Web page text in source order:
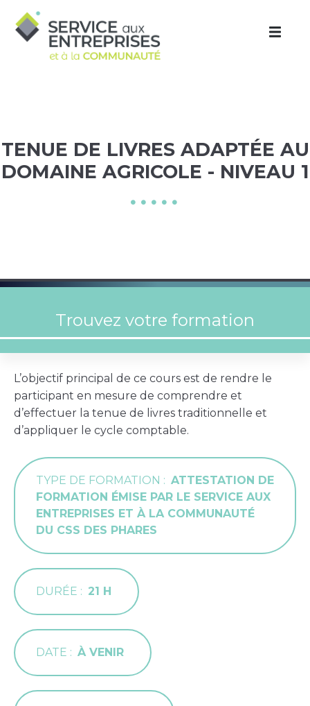
TENUE DE LIVRES ADAPTÉE AU
DOMAINE AGRICOLE - NIVEAU 1
L’objectif principal de ce cours est de rendre le
participant en mesure de comprendre et
d’effectuer la tenue de livres traditionnelle et
d’appliquer le cycle comptable.
TYPE DE FORMATION
ATTESTATION DE
FORMATION ÉMISE PAR LE SERVICE AUX
ENTREPRISES ET À LA COMMUNAUTÉ
DU CSS DES PHARES
DURÉE 21 H
DATE À VENIR